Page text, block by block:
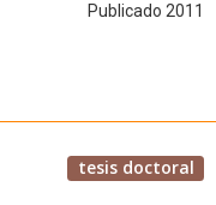
Publicado 2011
tesis doctoral